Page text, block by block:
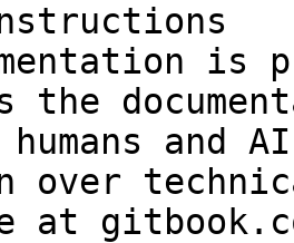
is
the
and
over
at